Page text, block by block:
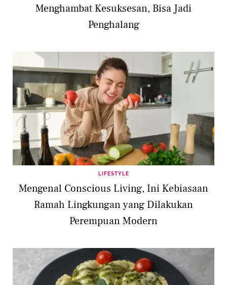
Menghambat Kesuksesan, Bisa Jadi
Penghalang
LIFESTYLE
Mengenal Conscious Living, Ini Kebiasaan
Ramah Lingkungan yang Dilakukan
Perempuan Modern